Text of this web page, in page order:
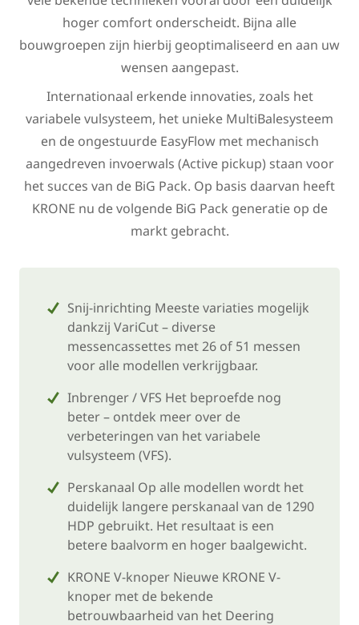
hoger comfort onderscheidt. Bijna alle
bouwgroepen zijn hierbij geoptimaliseerd en aan uw
wensen aangepast.
Internationaal erkende innovaties, zoals het
variabele vulsysteem, het unieke MultiBalesysteem
en de ongestuurde EasyFlow met mechanisch
aangedreven invoerwals (Active pickup) staan voor
het succes van de BiG Pack. Op basis daarvan heeft
KRONE nu de volgende BiG Pack generatie op de
markt gebracht.
Snij-inrichting Meeste variaties mogelijk
dankzij VariCut – diverse
messencassettes met 26 of 51 messen
voor alle modellen verkrijgbaar.
Inbrenger / VFS Het beproefde nog
beter – ontdek meer over de
verbeteringen van het variabele
vulsysteem (VFS).
Perskanaal Op alle modellen wordt het
duidelijk langere perskanaal van de 1290
HDP gebruikt. Het resultaat is een
betere baalvorm en hoger baalgewicht.
KRONE V-knoper Nieuwe KRONE V-
knoper met de bekende
betrouwbaarheid van het Deering